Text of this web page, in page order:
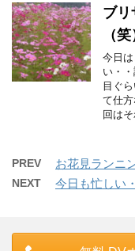
ブリ
（
今日
い・
目ぐ
て仕
回は
PREV お花見ランニ
NEXT 今日も忙しい